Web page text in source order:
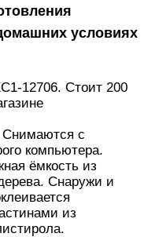
условиях
12706. Стоит 200
Снимаются с
компьютера.
ёмкость из
Снаружи и
из